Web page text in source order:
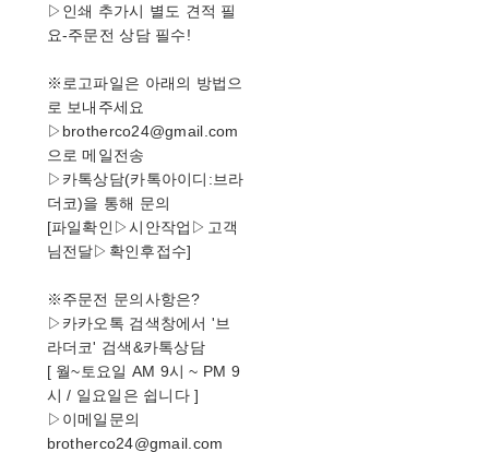
▷인쇄 추가시 별도 견적 필
요-주문전 상담 필수!
※로고파일은 아래의 방법으
로 보내주세요
▷brotherco24@gmail.com
으로 메일전송
▷카톡상담(카톡아이디:브라
더코)을 통해 문의
[파일확인▷시안작업▷고객
님전달▷확인후접수]
※주문전 문의사항은?
▷카카오톡 검색창에서 '브
라더코' 검색&카톡상담
[ 월~토요일 AM 9시 ~ PM 9
시 / 일요일은 쉽니다 ]
▷이메일문의
brotherco24@gmail.com